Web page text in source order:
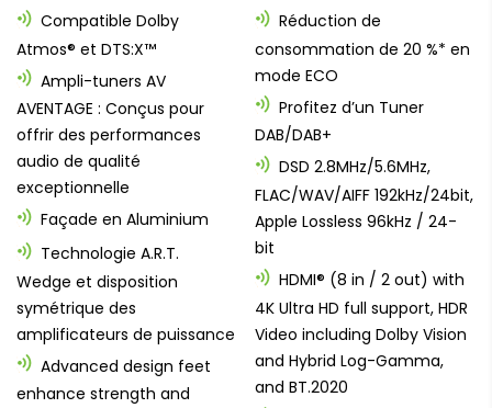
Compatible Dolby
Atmos® et DTS:X™
Ampli-tuners AV
AVENTAGE : Conçus pour
offrir des performances
audio de qualité
exceptionnelle
Façade en Aluminium
Technologie A.R.T.
Wedge et disposition
symétrique des
amplificateurs de puissance
Advanced design feet
enhance strength and
Réduction de
consommation de 20 %* en
mode ECO
Profitez d’un Tuner
DAB/DAB+
DSD 2.8MHz/5.6MHz,
FLAC/WAV/AIFF 192kHz/24bit,
Apple Lossless 96kHz / 24-
bit
HDMI® (8 in / 2 out) with
4K Ultra HD full support, HDR
Video including Dolby Vision
and Hybrid Log-Gamma,
and BT.2020